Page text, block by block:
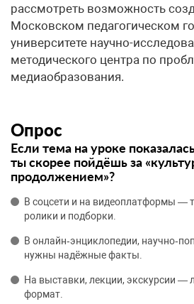
рассмотреть возможность
Московском педагогическом
университете научно-
методического центра по
медиаобразования.
Опрос
Если тема на уроке
ты скорее пойдёшь за
продолжением»?
В соцсети и на видеоплатформы —
ролики и подборки.
В онлайн‑энциклопедии,
нужны надёжные факты.
На выставки, лекции, экскурсии
формат.